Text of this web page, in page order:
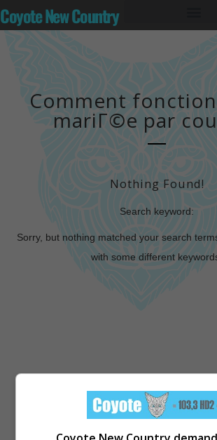
Coyote New Country
Comment
mariГ©e par
Nothing Found!
Search keyword:
Sorry, but nothing matched your search
with some different